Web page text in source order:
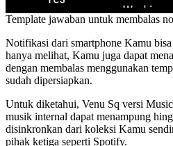
Template jawaban untuk membalas
Notifikasi dari smartphone Kamu
hanya melihat, Kamu juga dapat
dengan membalas menggunakan
sudah dipersiapkan.
Untuk diketahui, Venu Sq versi
musik internal dapat menampung
disinkronkan dari koleksi Kamu
pihak ketiga seperti Spotify.